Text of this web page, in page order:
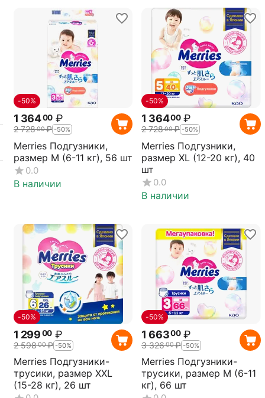
-50%
1 36400 ₽
2 72800₽ -50%
Merries Подгузники,
размер M (6-11 кг), 56 шт
0.0
В наличии
-50%
1 36400 ₽
2 72800₽ -50%
Merries Подгузники,
размер XL (12-20 кг), 40
шт
0.0
В наличии
-50%
1 29900 ₽
2 59800₽ -50%
Merries Подгузники-
трусики, размер XXL
(15-28 кг), 26 шт
-50%
1 66300 ₽
3 32600₽ -50%
Merries Подгузники-
трусики, размер M (6-11
кг), 66 шт